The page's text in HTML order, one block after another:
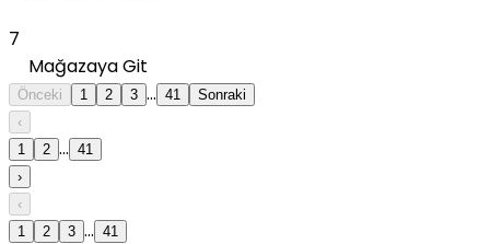
7
Mağazaya Git
Önceki 1 2 3 ... 41
Sonraki
‹
1
2 ... 41
›
‹
1
2 3 ... 41